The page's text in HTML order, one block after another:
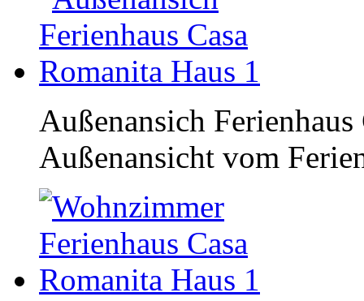
Außenansich
Außenansicht vom